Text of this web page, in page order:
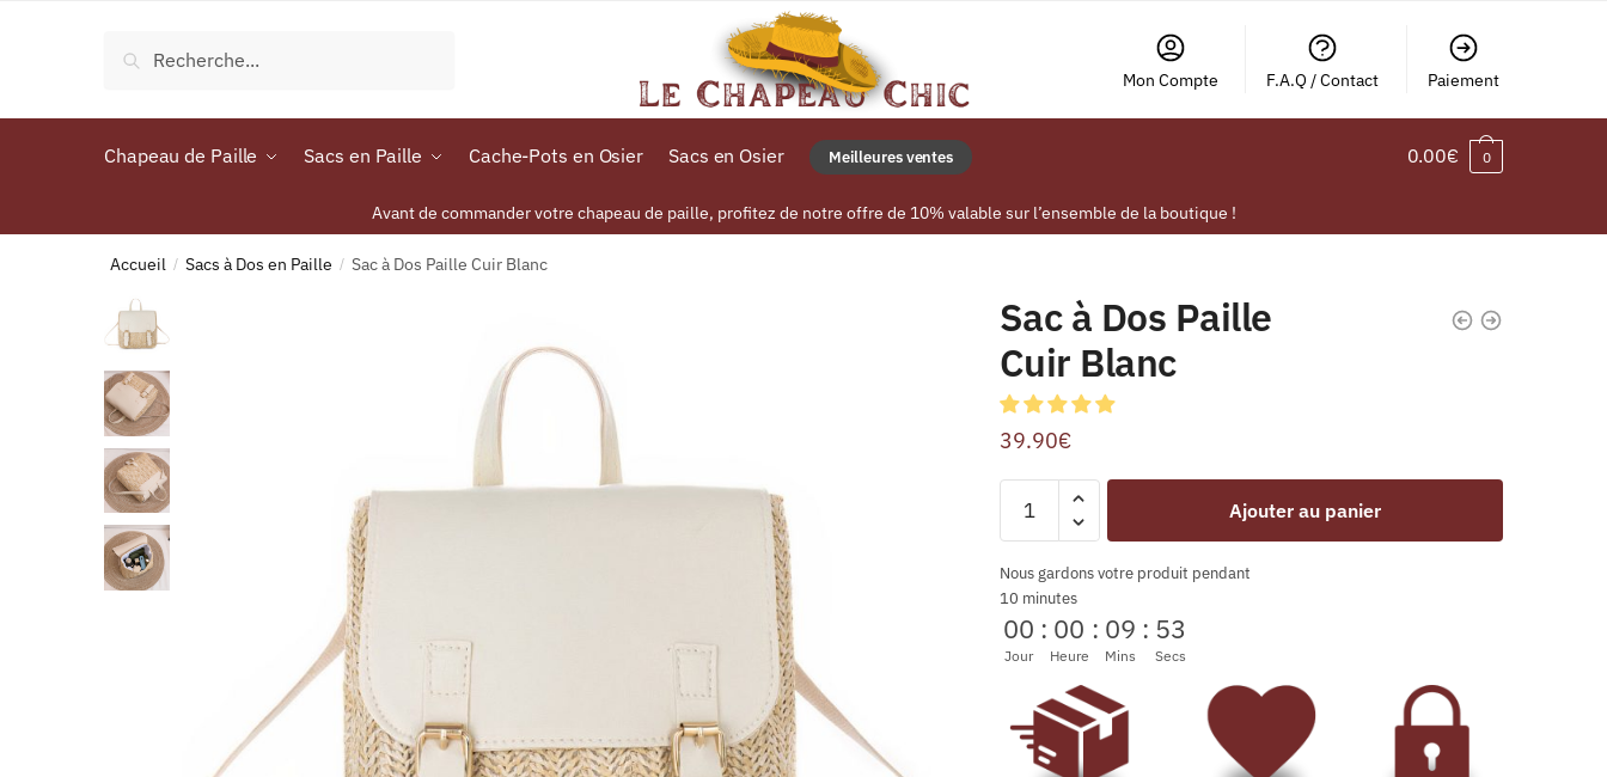
Recherche
Mon Compte F.A.Q / Contact Paiement
Chapeau de Paille Sacs en Paille Cache-Pots en Osier Sacs en Osier Meilleures ventes 0.00€ 0
Avant de commander votre chapeau de paille, profitez de notre offre de 10% valable sur l’ensemble de la boutique !
Accueil / Sacs à Dos en Paille / Sac à Dos Paille Cuir Blanc
Sac à Dos Paille
Cuir Blanc
39.90€
Ajouter au panier
Nous gardons votre produit pendant
10 minutes
00
Jour
: 00
Heure
: 09
Mins
: 53
Secs